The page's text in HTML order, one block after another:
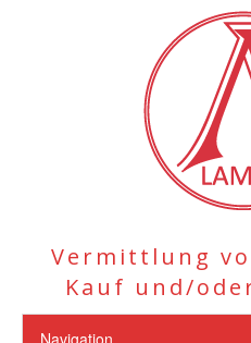
Vermittlung
Kauf und/